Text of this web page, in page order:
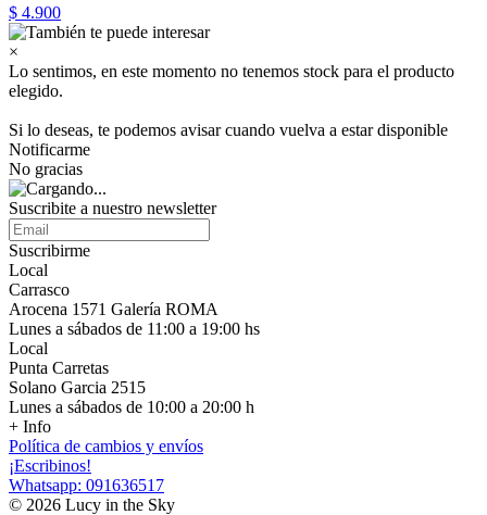
$ 4.900
×
Lo sentimos, en este momento no tenemos stock para el producto
elegido.
Si lo deseas, te podemos avisar cuando vuelva a estar disponible
Notificarme
No gracias
Suscribite a nuestro newsletter
Suscribirme
Local
Carrasco
Arocena 1571 Galería ROMA
Lunes a sábados de 11:00 a 19:00 hs
Local
Punta Carretas
Solano Garcia 2515
Lunes a sábados de 10:00 a 20:00 h
+ Info
Política de cambios y envíos
¡Escribinos!
Whatsapp: 091636517
© 2026 Lucy in the Sky